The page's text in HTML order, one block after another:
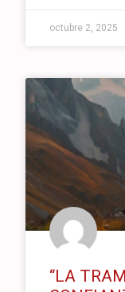
octubre 2, 2025
“LA